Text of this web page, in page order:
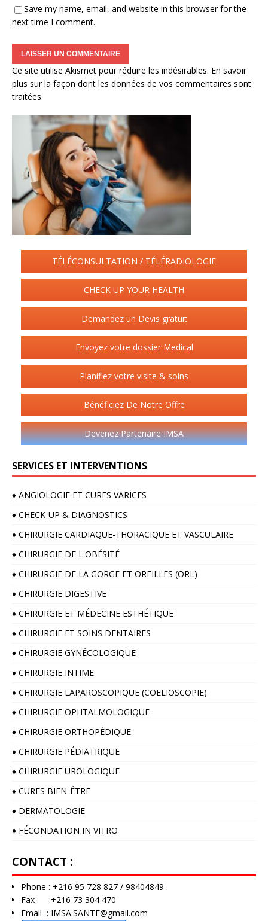
Save my name, email, and website in this browser for the
next time I comment.
Ce site utilise Akismet pour réduire les indésirables. En savoir
plus sur la façon dont les données de vos commentaires sont
traitées.
TÉLÉCONSULTATION / TÉLÉRADIOLOGIE
CHECK UP YOUR HEALTH
Demandez un Devis gratuit
Envoyez votre dossier Medical
Planifiez votre visite & soins
Bénéficiez De Notre Offre
Devenez Partenaire IMSA
SERVICES ET INTERVENTIONS
♦️ ANGIOLOGIE ET CURES VARICES
♦️ CHECK-UP & DIAGNOSTICS
♦️ CHIRURGIE CARDIAQUE-THORACIQUE ET VASCULAIRE
♦️ CHIRURGIE DE L'OBÉSITÉ
♦️ CHIRURGIE DE LA GORGE ET OREILLES (ORL)
♦️ CHIRURGIE DIGESTIVE
♦️ CHIRURGIE ET MÉDECINE ESTHÉTIQUE
♦️ CHIRURGIE ET SOINS DENTAIRES
♦️ CHIRURGIE GYNÉCOLOGIQUE
♦️ CHIRURGIE INTIME
♦️ CHIRURGIE LAPAROSCOPIQUE (COELIOSCOPIE)
♦️ CHIRURGIE OPHTALMOLOGIQUE
♦️ CHIRURGIE ORTHOPÉDIQUE
♦️ CHIRURGIE PÉDIATRIQUE
♦️ CHIRURGIE UROLOGIQUE
♦️ CURES BIEN-ÊTRE
♦️ DERMATOLOGIE
♦️ FÉCONDATION IN VITRO
CONTACT :
Phone : +216 95 728 827 / 98404849 .
Fax :+216 73 304 470
Email : IMSA.SANTE@gmail.com